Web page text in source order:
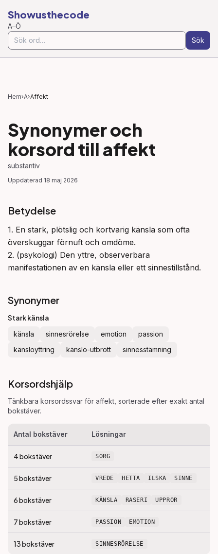
Showusthecode
A–Ö
Sök
Hem›A›Affekt
Synonymer och
korsord till affekt
substantiv
Uppdaterad 18 maj 2026
Betydelse
1. En stark, plötslig och kortvarig känsla som ofta
överskuggar förnuft och omdöme.
2. (psykologi) Den yttre, observerbara
manifestationen av en känsla eller ett sinnestillstånd.
Synonymer
Stark känsla
känsla sinnesrörelse emotion
passion
känsloyttring
känslo-utbrott sinnesstämning
Korsordshjälp
Tänkbara korsordssvar för affekt , sorterade efter exakt antal
bokstäver.
Antal bokstäver Lösningar
4bokstäver SORG
5bokstäver VREDE HETTA ILSKA SINNE
6bokstäver KÄNSLA RASERI UPPROR
7bokstäver PASSION EMOTION
13bokstäver SINNESRÖRELSE